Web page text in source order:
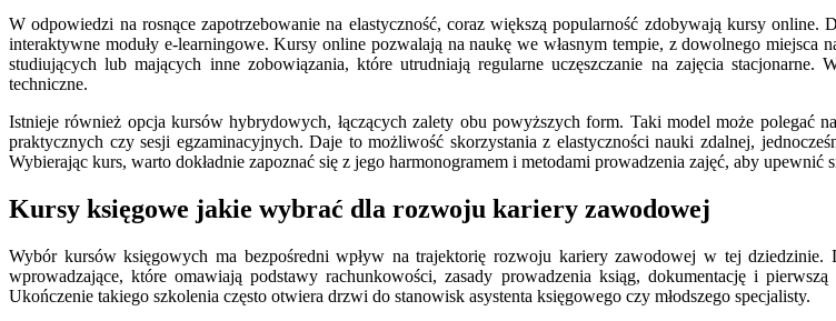
W odpowiedzi na rosnące zapotrzebowanie na elastyczność, coraz większą popularność zdobywają kursy
interaktywne moduły e-learningowe. Kursy online pozwalają na naukę we własnym tempie, z dowolnego
studiujących lub mających inne zobowiązania, które utrudniają regularne uczęszczanie na zajęcia
techniczne.
Istnieje również opcja kursów hybrydowych, łączących zalety obu powyższych form. Taki model może polegać
praktycznych czy sesji egzaminacyjnych. Daje to możliwość skorzystania z elastyczności nauki zdalnej,
Wybierając kurs, warto dokładnie zapoznać się z jego harmonogramem i metodami prowadzenia zajęć, aby
Kursy księgowe jakie wybrać dla rozwoju kariery zawodowej
Wybór kursów księgowych ma bezpośredni wpływ na trajektorię rozwoju kariery zawodowej w tej
wprowadzające, które omawiają podstawy rachunkowości, zasady prowadzenia ksiąg, dokumentację i
Ukończenie takiego szkolenia często otwiera drzwi do stanowisk asystenta księgowego czy młodszego specjalisty.